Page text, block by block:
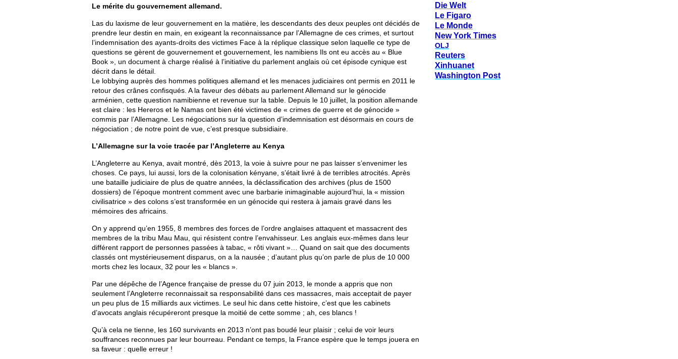
Le mérite du gouvernement allemand.
Las du laxisme de leur gouvernement en la matière, les descendants des deux peuples ont décidés de
prendre leur destin en main, en exigeant la reconnaissance par l’Allemagne de ces crimes, et surtout
l’indemnisation des ayants-droits des victimes Face à la réplique classique selon laquelle ce type de
questions se gèrent de gouvernement et gouvernement, les namibiens Ils ont eu accès au « Blue
Book », un document à charge réalisé à l’initiative du parlement anglais où cet épisode cynique est
décrit dans le détail.
Le lobbying auprès des hommes politiques allemand et les menaces judiciaires ont permis en 2011 le
retour des crânes confisqués. A la faveur des débats au parlement Allemand sur le génocide
arménien, cette question namibienne et revenue sur la table. Depuis le 10 juillet, la position allemande
est claire : les Hereros et le Namas ont bien été victimes de « crimes de guerre et de génocide »
commis par l’Allemagne. Les négociations sur la question d’indemnisation est désormais en cours de
négociation ; de notre point de vue, c’est presque subsidiaire.
L’Allemagne sur la voie tracée par l’Angleterre au Kenya
L’Angleterre au Kenya, avait montré, dès 2013, la voie à suivre pour ne pas laisser s’envenimer les
choses. Ce pays, lui aussi, lors de la colonisation kényane, s’était livré à de terribles atrocités. Après
une bataille judiciaire de plus de quatre années, la déclassification des archives (plus de 1500
dossiers) de l’époque montrent comment avec une barbarie inimaginable aujourd’hui, la « mission
civilisatrice » des colons s’est transformée en un génocide qui restera à jamais gravé dans les
mémoires des africains.
On y apprend qu’en 1955, 8 membres des forces de l’ordre anglaises attaquent et massacrent des
membres de la tribu Mau Mau, qui résistent contre l’envahisseur. Les anglais eux-mêmes dans leur
différent rapport de personnes passées à tabac, « rôti vivant »… Quand on sait que des documents
classés ont mystérieusement disparus, on a la nausée ; d’autant plus qu’on parle de plus de 10 000
morts chez les locaux, 32 pour les « blancs ».
Par une dépêche de l’Agence française de presse du 07 juin 2013, le monde a appris que non
seulement l’Angleterre reconnaissait sa responsabilité dans ces massacres, mais acceptait de payer
un peu plus de 15 milliards aux victimes. Le seul hic dans cette histoire, c’est que les cabinets
d’avocats anglais récupéreront presque la moitié de cette somme ; ah, ces blancs !
Qu’à cela ne tienne, les 160 survivants en 2013 n’ont pas boudé leur plaisir ; celui de voir leurs
souffrances reconnues par leur bourreau. Pendant ce temps, la France espère que le temps jouera en
sa faveur : quelle erreur !
Die Welt
Le Figaro
Le Monde
New York Times
OLJ
Reuters
Xinhuanet
Washington Post